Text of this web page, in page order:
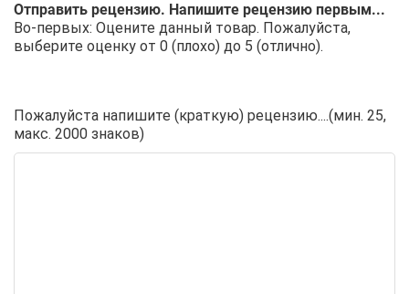
Отправить рецензию. Напишите рецензию первым...
Во-первых: Оцените данный товар. Пожалуйста,
выберите оценку от 0 (плохо) до 5 (отлично).
Пожалуйста напишите (краткую) рецензию....(мин. 25,
макс. 2000 знаков)